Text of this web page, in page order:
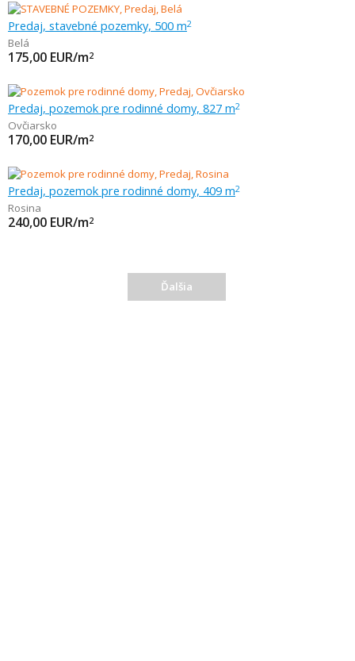
Predaj, stavebné pozemky, 500 m2
Belá
175,00 EUR/m2
Predaj, pozemok pre rodinné domy, 827 m2
Ovčiarsko
170,00 EUR/m2
Predaj, pozemok pre rodinné domy, 409 m2
Rosina
240,00 EUR/m2
Ďalšia